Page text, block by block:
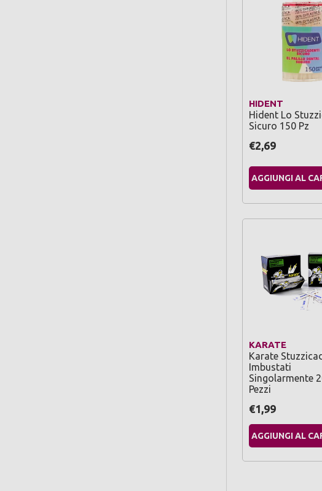
HIDENT
Hident Lo
Sicuro 150 Pz
€2,69
AGGIUNGI AL
KARATE
Karate
Imbustati
Singolarmente
Pezzi
€1,99
AGGIUNGI AL